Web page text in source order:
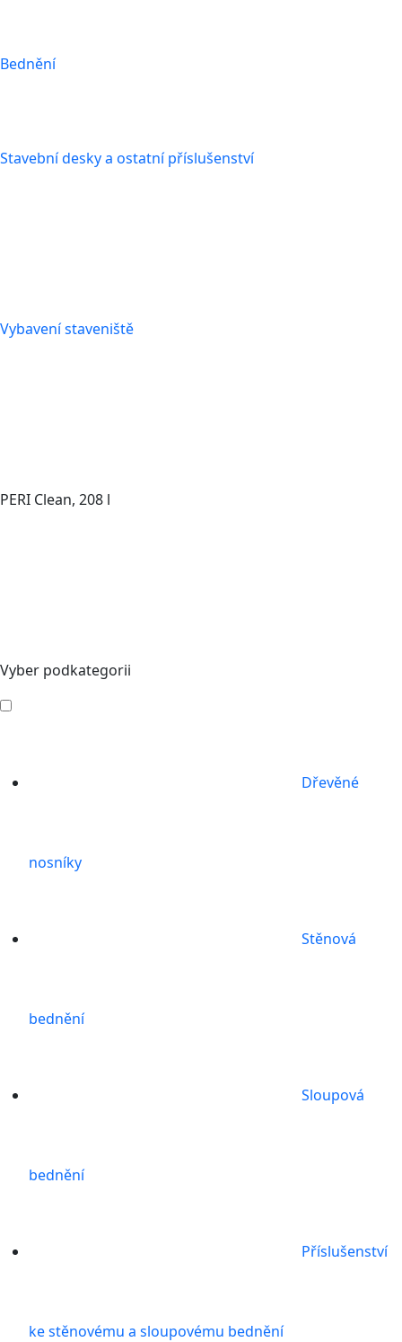
Bednění
Stavební desky a ostatní příslušenství
Vybavení staveniště
PERI Clean, 208 l
Vyber podkategorii
Dřevěné
nosníky
Stěnová
bednění
Sloupová
bednění
Příslušenství
ke stěnovému a sloupovému bednění